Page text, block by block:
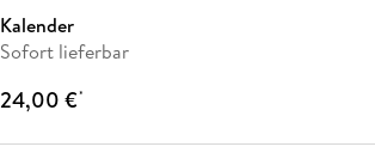
Kalender
Sofort lieferbar
24,00 €*